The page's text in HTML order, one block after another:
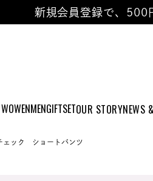
WOWENMENGIFTSETOUR STORYNEWS
新規会員登録で、500
ェック ショートパンツ